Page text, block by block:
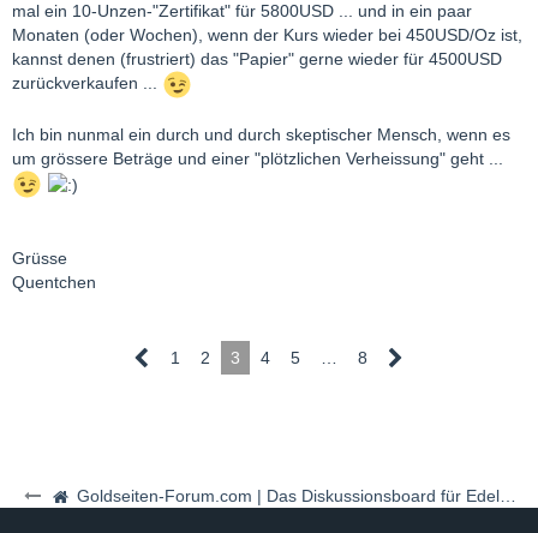
Goldseiten-Forum.com | Das Diskussionsboard für Edelmetalle & Rohstoffe
mal ein 10-Unzen-"Zertifikat" für 5800USD ... und in ein paar
Monaten (oder Wochen), wenn der Kurs wieder bei 450USD/Oz ist,
kannst denen (frustriert) das "Papier" gerne wieder für 4500USD
zurückverkaufen ...
Ich bin nunmal ein durch und durch skeptischer Mensch, wenn es
um grössere Beträge und einer "plötzlichen Verheissung" geht ...
Grüsse
Quentchen
1 2 3 4 5 8